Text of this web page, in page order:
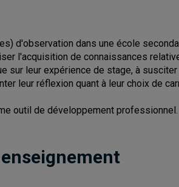
d'observation dans une école
l'acquisition de connaissances
sur leur expérience de stage, à susciter
leur réflexion quant à leur choix de
outil de développement professionnel.